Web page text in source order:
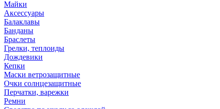
Майки
Аксессуары
Балаклавы
Банданы
Браслеты
Грелки, теплоиды
Дождевики
Кепки
Маски ветрозащитные
Очки солнцезащитные
Перчатки, варежки
Ремни